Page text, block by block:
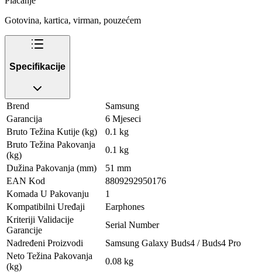
Gotovina, kartica, virman, pouzećem
Specifikacije
Brend
Samsung
Garancija
6 Mjeseci
Bruto Težina Kutije (kg)
0.1 kg
Bruto Težina Pakovanja
(kg)
0.1 kg
Dužina Pakovanja (mm)
51 mm
EAN Kod
8809292950176
Komada U Pakovanju
1
Kompatibilni Uređaji
Earphones
Kriteriji Validacije
Garancije
Serial Number
Nadređeni Proizvodi
Samsung Galaxy Buds4 / Buds4 Pro
Neto Težina Pakovanja
(kg)
0.08 kg